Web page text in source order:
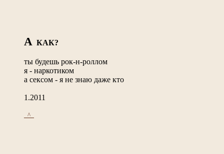
А КАК?
ты будешь рок-н-роллом
я - наркотиком
а сексом - я не знаю даже кто
1.2011
_^_